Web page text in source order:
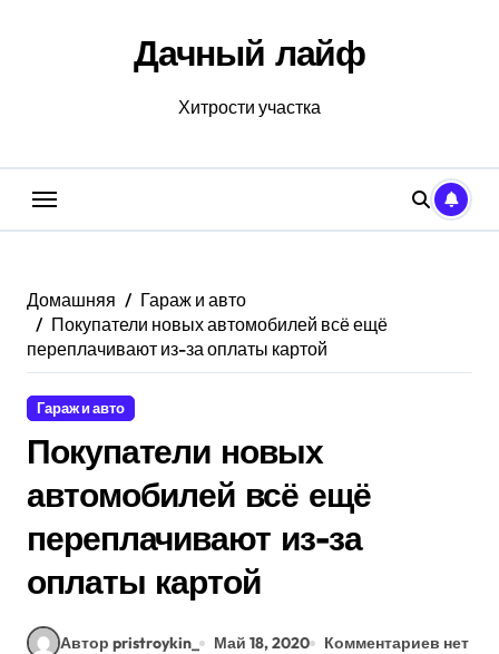
Дачный лайф
Хитрости участка
Домашняя
Гараж и авто
Покупатели новых автомобилей всё ещё
переплачивают из-за оплаты картой
Гараж и авто
Покупатели новых
автомобилей всё ещё
переплачивают из-за
оплаты картой
Автор pristroykin_ Май 18, 2020 Комментариев нет